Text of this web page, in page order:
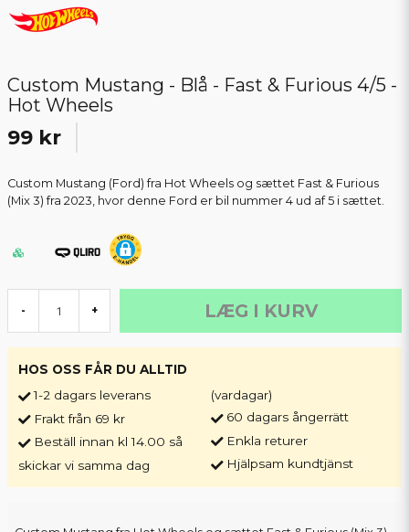
Custom Mustang - Blå - Fast & Furious 4/5 -
Hot Wheels
99 kr
Custom Mustang (Ford) fra Hot Wheels og sættet Fast & Furious
(Mix 3) fra 2023, hvor denne Ford er bil nummer 4 ud af 5 i sættet.
- + LÆG I KURV
HOS OSS FÅR DU ALLTID
1-2 dagars leverans
Frakt från 69 kr
Beställ innan kl 14.00 så
skickar vi samma dag
(vardagar)
60 dagars ångerrätt
Enkla returer
Hjälpsam kundtjänst